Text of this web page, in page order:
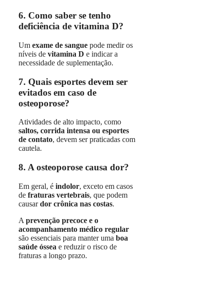
6. Como saber se tenho
deficiência de vitamina D?
Um exame de sangue pode medir os
níveis de vitamina D e indicar a
necessidade de suplementação.
7. Quais esportes devem ser
evitados em caso de
osteoporose?
Atividades de alto impacto, como
saltos, corrida intensa ou esportes
de contato, devem ser praticadas com
cautela.
8. A osteoporose causa dor?
Em geral, é indolor, exceto em casos
de fraturas vertebrais, que podem
causardor crônica nas costas.
A prevenção precoce e o
acompanhamento médico regular
são essenciais para manter uma boa
saúde óssea e reduzir o risco de
fraturas a longo prazo.